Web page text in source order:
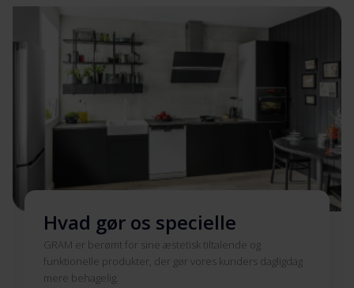
Hvad gør os specielle
GRAM er berømt for sine æstetisk tiltalende og
funktionelle produkter, der gør vores kunders dagligdag
mere behagelig.